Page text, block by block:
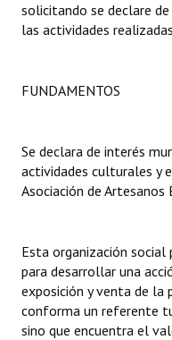
Comunicaciones
Resoluciones
INSTITUCIONAL
Noticias Destacadas
Registros y Distinciones
Datos Históricos
solicitando se declare
las actividades
FUNDAMENTOS
Se declara de interés
actividades culturales y
Asociación de Artesanos
Esta organización social
para desarrollar una
exposición y venta de la
conforma un referente
sino que encuentra el